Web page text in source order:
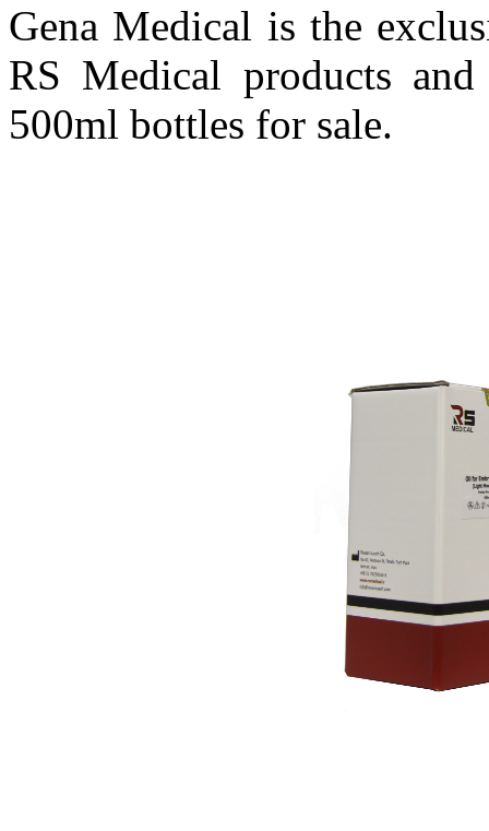
Gena Medical is the
RS Medical products
500ml bottles for sale.